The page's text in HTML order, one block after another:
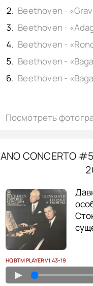
Посмотреть
CONCERTO
HQ BTM PLAYER V1.43-19
▲